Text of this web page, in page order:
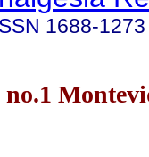
1688-1273